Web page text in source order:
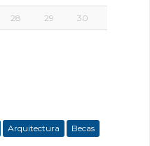
28 29 30
Arquitectura
Becas